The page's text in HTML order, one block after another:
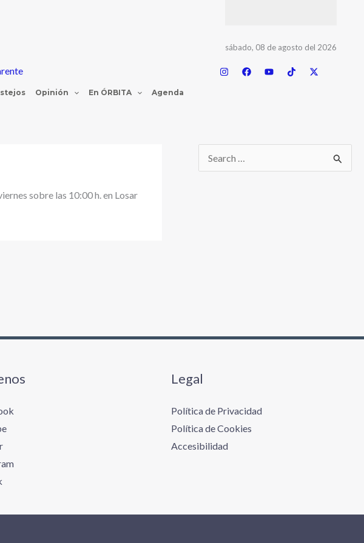
sábado, 08 de agosto del 2026
Opinión En ÓRBITA Agenda
sobre las 10:00 h. en Losar
Legal
Política de Privacidad
Política de Cookies
Accesibilidad